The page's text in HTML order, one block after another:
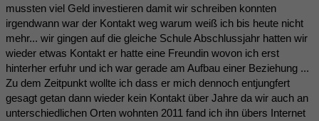
mussten viel Geld investieren damit wir schreiben konnten
irgendwann war der Kontakt weg warum weiß ich bis heute nicht
mehr... wir gingen auf die gleiche Schule Abschlussjahr hatten wir
wieder etwas Kontakt er hatte eine Freundin wovon ich erst
hinterher erfuhr und ich war gerade am Aufbau einer Beziehung ...
Zu dem Zeitpunkt wollte ich dass er mich dennoch entjungfert
gesagt getan dann wieder kein Kontakt über Jahre da wir auch an
unterschiedlichen Orten wohnten 2011 fand ich ihn übers Internet